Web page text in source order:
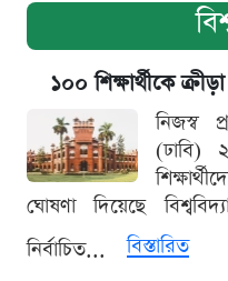
১০০ শিক্ষার্থীকে
নিজস্ব
(ঢাবি)
ঘোষণা দিয়েছে
নির্বাচিত...
বিস্তারিত